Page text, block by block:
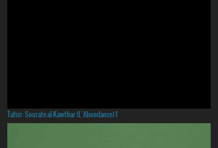
Tafsir: Sourate al-Kawthar (L’Abondance) 1